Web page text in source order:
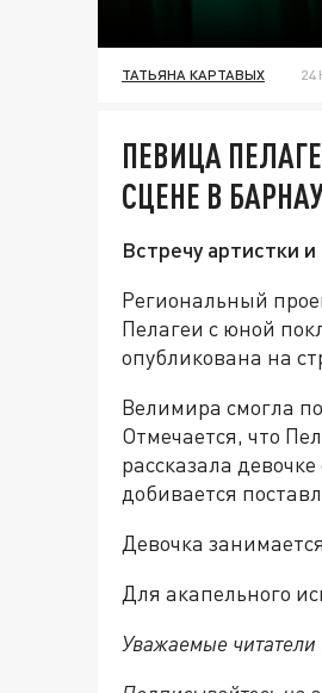
ТАТЬЯНА КАРТАВЫХ 24
ПЕВИЦА
СЦЕНЕ В
Встречу артистки
Региональный
Пелагеи с юной
опубликована на
Велимира смогла
Отмечается, что
рассказала
добивается
Девочка
Для акапельного
Уважаемые читатели